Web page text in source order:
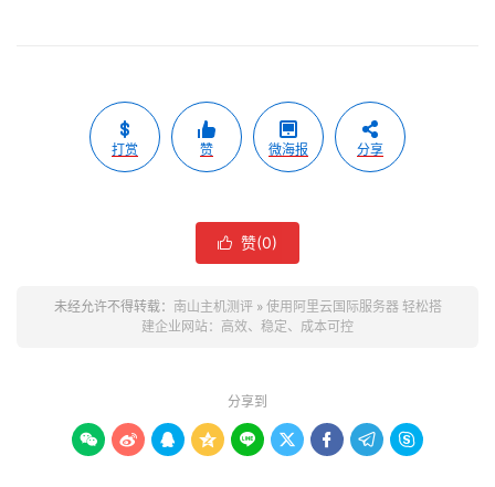
打赏 赞 微海报 分享
 赞(0)
未经允许不得转载： 南山主机测评» 使用阿里云国际服务器 轻松搭
建企业网站：高效、稳定、成本可控
分享到
        